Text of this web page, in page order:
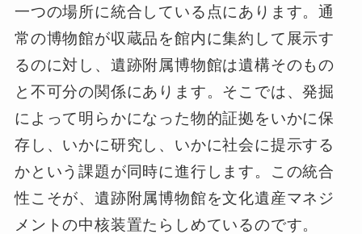
一つの場所に統合している点にあります。通
常の博物館が収蔵品を館内に集約して展示す
るのに対し、遺跡附属博物館は遺構そのもの
と不可分の関係にあります。そこでは、発掘
によって明らかになった物的証拠をいかに保
存し、いかに研究し、いかに社会に提示する
かという課題が同時に進行します。この統合
性こそが、遺跡附属博物館を文化遺産マネジ
メントの中核装置たらしめているのです。